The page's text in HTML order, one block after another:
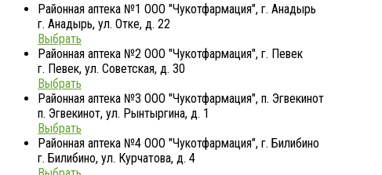
Районная аптека №1 ООО "Чукотфармация", г. Анадырь
г. Анадырь, ул. Отке, д. 22
Выбрать
Районная аптека №2 ООО "Чукотфармация", г. Певек
г. Певек, ул. Советская, д. 30
Выбрать
Районная аптека №3 ООО "Чукотфармация", п. Эгвекинот
п. Эгвекинот, ул. Рынтыргина, д. 1
Выбрать
Районная аптека №4 ООО "Чукотфармация", г. Билибино
г. Билибино, ул. Курчатова, д. 4